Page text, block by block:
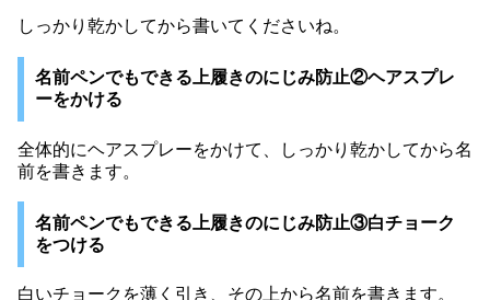
しっかり乾かしてから書いてくださいね。
名前ペンでもできる上履きのにじみ防止②ヘアスプレ
ーをかける
全体的にヘアスプレーをかけて、しっかり乾かしてから名
前を書きます。
名前ペンでもできる上履きのにじみ防止③白チョーク
をつける
白いチョークを薄く引き、その上から名前を書きます。